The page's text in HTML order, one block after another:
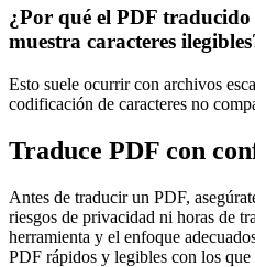
¿Por qué el PDF
muestra caracteres
Esto suele ocurrir con archivos
codificación de caracteres no
Traduce PDF con
Antes de traducir un PDF,
riesgos de privacidad ni horas de
herramienta y el enfoque
PDF rápidos y legibles con los que